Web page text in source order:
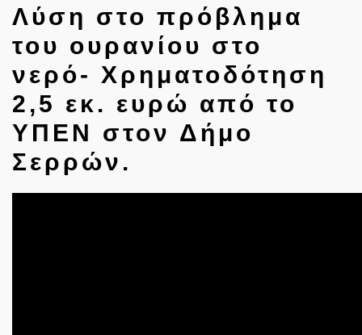
Λύση στο πρόβλημα
του ουρανίου στο
νερό- Χρηματοδότηση
2,5 εκ. ευρώ από το
ΥΠΕΝ στον Δήμο
Σερρών.